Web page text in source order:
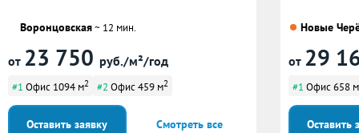
Воронцовская~ 12 мин.
от 23 750 руб./м²/год
#1 Офис 1094 м2 #2 Офис 459 м2
Оставить заявку Смотреть все
Новые
от 29
#1 Офис 658 м
Оставить